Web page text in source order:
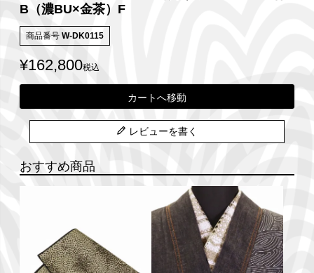
B（濃BU×金茶）F
商品番号 W-DK0115
¥162,800税込
カートへ移動
レビューを書く
おすすめ商品